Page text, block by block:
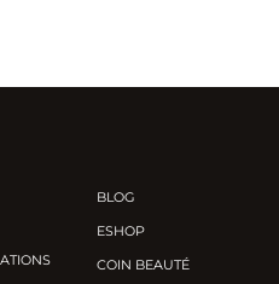
BLOG
ESHOP
COIN BEAUTÉ